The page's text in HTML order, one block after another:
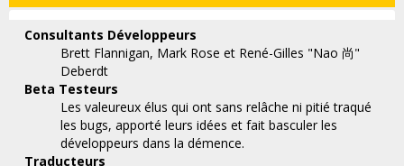
Consultants Développeurs
Brett Flannigan, Mark Rose et René-Gilles "Nao 尚"
Deberdt
Beta Testeurs
Les valeureux élus qui ont sans relâche ni pitié traqué
les bugs, apporté leurs idées et fait basculer les
développeurs dans la démence.
Traducteurs